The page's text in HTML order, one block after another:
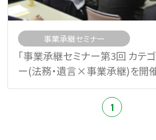
事業承継セミナー
「事業承継セミナー第3回 カテ
ー(法務・遺言×事業承継)を開催
1